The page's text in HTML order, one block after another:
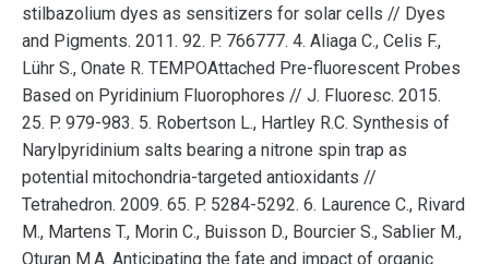
stilbazolium dyes as sensitizers for solar cells // Dyes
and Pigments. 2011. 92. P. 766777. 4. Aliaga C., Celis F.,
Lühr S., Onate R. TEMPOAttached Pre-fluorescent Probes
Based on Pyridinium Fluorophores // J. Fluoresc. 2015.
25. P. 979-983. 5. Robertson L., Hartley R.C. Synthesis of
Narylpyridinium salts bearing a nitrone spin trap as
potential mitochondria-targeted antioxidants //
Tetrahedron. 2009. 65. P. 5284-5292. 6. Laurence C., Rivard
M., Martens T., Morin C., Buisson D., Bourcier S., Sablier M.,
Oturan M.A. Anticipating the fate and impact of organic